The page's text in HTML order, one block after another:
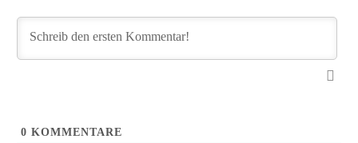
0 KOMMENTARE